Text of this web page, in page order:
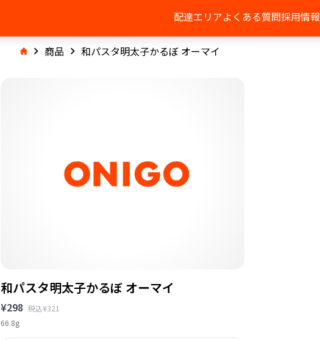
配達エリアよくある質問採用情報
商品 和パスタ明太子かるぼ オーマイ
和パスタ明太子かるぼ オーマイ
¥298 税込¥321
66.8g